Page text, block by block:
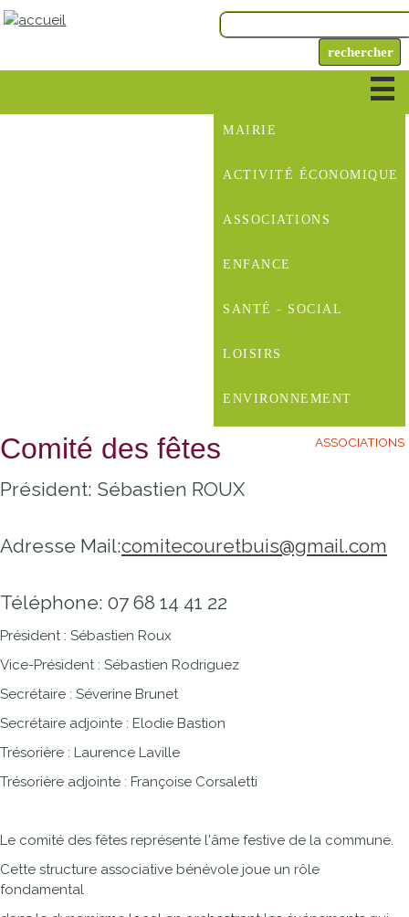
MAIRIE
ACTIVITÉ ÉCONOMIQUE
ASSOCIATIONS
ENFANCE
SANTÉ - SOCIAL
LOISIRS
ENVIRONNEMENT
ASSOCIATIONS
Comité des fêtes
Président: Sébastien ROUX
Adresse Mail:comitecouretbuis@gmail.com
Téléphone: 07 68 14 41 22
Président : Sébastien Roux
Vice-Président : Sébastien Rodriguez
Secrétaire : Séverine Brunet
Secrétaire adjointe : Elodie Bastion
Trésorière : Laurence Laville
Trésorière adjointe : Françoise Corsaletti
Le comité des fêtes représente l'âme festive de la commune.
Cette structure associative bénévole joue un rôle
fondamental